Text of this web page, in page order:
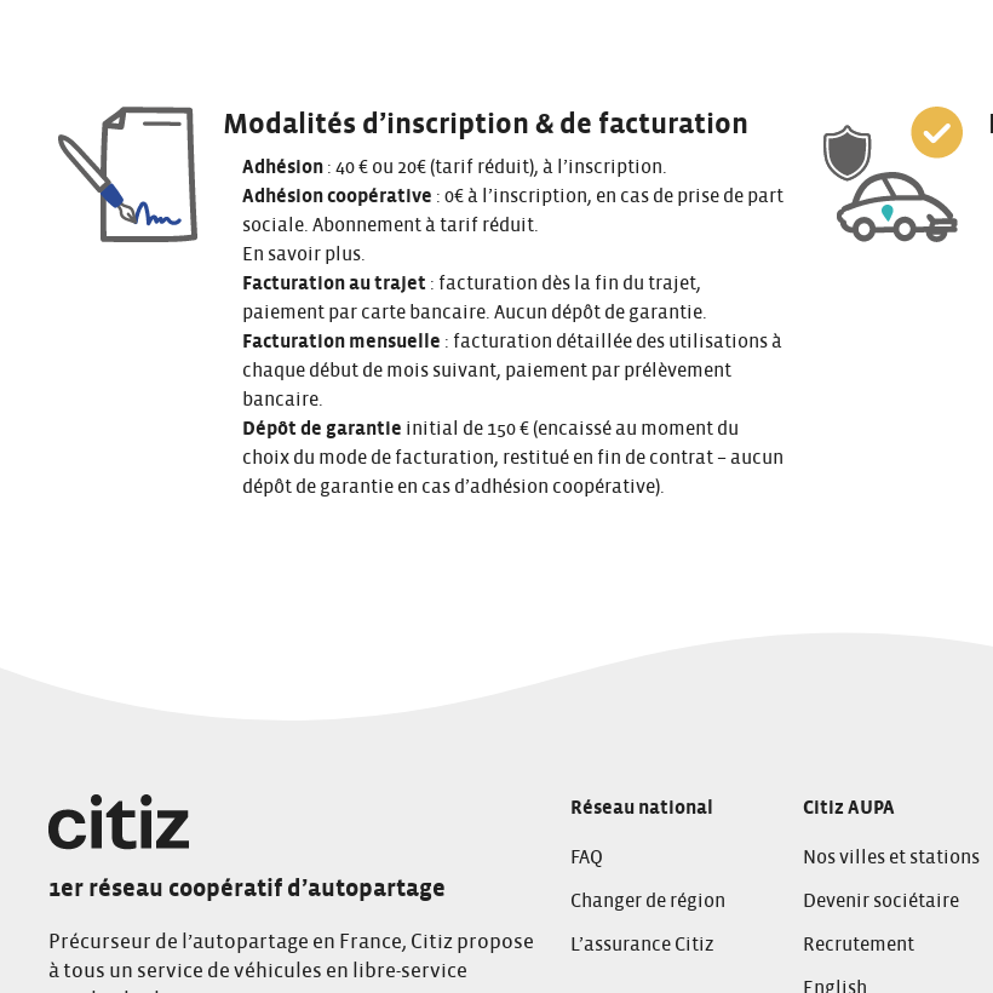
Modalités d’inscription & de facturation
Adhésion: 40 € ou 20€ (tarif réduit), à l’inscription.
Adhésion coopérative : 0€ à l’inscription, en cas de prise de part
sociale. Abonnement à tarif réduit.
En savoir plus.
Facturation au trajet : facturation dès la fin du trajet,
paiement par carte bancaire. Aucun dépôt de garantie.
Facturation mensuelle : facturation détaillée des utilisations à
chaque début de mois suivant, paiement par prélèvement
bancaire.
Dépôt de garantie initial de 150 € (encaissé au moment du
choix du mode de facturation, restitué en fin de contrat – aucun
dépôt de garantie en cas d’adhésion coopérative).
1er réseau coopératif d’autopartage
Précurseur de l’autopartage en France, Citiz propose
à tous un service de véhicules en libre-service
Réseau national
FAQ
Changer de région
L’assurance Citiz
Citiz AUPA
Nos villes et stations
Devenir sociétaire
Recrutement
English